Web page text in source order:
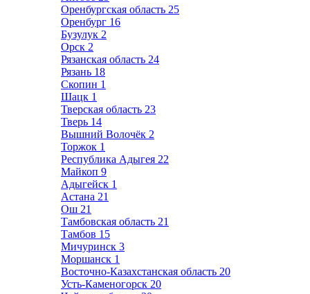
Оренбургская область 25
Оренбург 16
Бузулук 2
Орск 2
Рязанская область 24
Рязань 18
Скопин 1
Шацк 1
Тверская область 23
Тверь 14
Вышний Волочёк 2
Торжок 1
Республика Адыгея 22
Майкоп 9
Адыгейск 1
Астана 21
Ош 21
Тамбовская область 21
Тамбов 15
Мичуринск 3
Моршанск 1
Восточно-Казахстанская область 20
Усть-Каменогорск 20